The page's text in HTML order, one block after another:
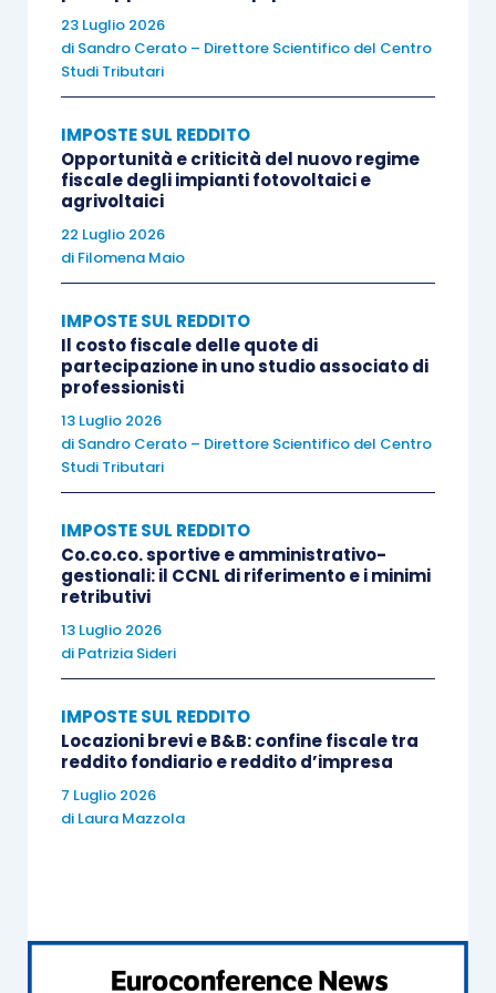
plusvalenza imponibile
determinate condizioni temporali (terreni non
In particolare, la prima parte della lettera b)
qualifica come imponibile la plusvalenza
derivante dallacessione a titolo oneroso di beni
immobili, acquistati o costruiti da non più di
cinque anni dalla data della vendita.
articolo 68 Tuir
di determinazione dell’eventuale plusvalenza
imponibile, la contrapposizione tra il corrispettivo
percepito e il costo d’acquisto o di costruzione
sostenuto, se e in quanto inerente al bene
predetto.
Peri fabbricati
tassazione, è ancora azionabile l’articolo 1,
comma 496, L. 266/2005 che prevede la
possibilità di optare per l’applicazione in sede
d’atto, in deroga al regime ordinario, di un’imposta
sostitutiva del 20%.
investita del possibile contrasto di tale
presunzione di imponibilità agli articoli 3 e 53
23 Luglio 2026
di Sandro Cerato – Direttore Scientifico del Centro
Studi Tributari
IMPOSTE SUL REDDITO
Opportunità e criticità del nuovo regime
fiscale degli impianti fotovoltaici e
agrivoltaici
22 Luglio 2026
di Filomena Maio
IMPOSTE SUL REDDITO
Il costo fiscale delle quote di
partecipazione in uno studio associato di
professionisti
13 Luglio 2026
di Sandro Cerato – Direttore Scientifico del Centro
Studi Tributari
IMPOSTE SUL REDDITO
Co.co.co. sportive e amministrativo-
gestionali: il CCNL di riferimento e i minimi
retributivi
13 Luglio 2026
di Patrizia Sideri
IMPOSTE SUL REDDITO
Locazioni brevi e B&B: confine fiscale tra
reddito fondiario e reddito d’impresa
7 Luglio 2026
di Laura Mazzola